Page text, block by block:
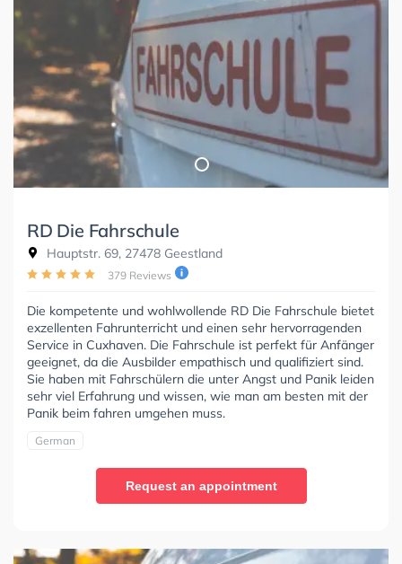
RD Die Fahrschule
Hauptstr. 69, 27478 Geestland
379 Reviews
Die kompetente und wohlwollende RD Die Fahrschule bietet
exzellenten Fahrunterricht und einen sehr hervorragenden
Service in Cuxhaven. Die Fahrschule ist perfekt für Anfänger
geeignet, da die Ausbilder empathisch und qualifiziert sind.
Sie haben mit Fahrschülern die unter Angst und Panik leiden
sehr viel Erfahrung und wissen, wie man am besten mit der
Panik beim fahren umgehen muss.
German
Request an appointment